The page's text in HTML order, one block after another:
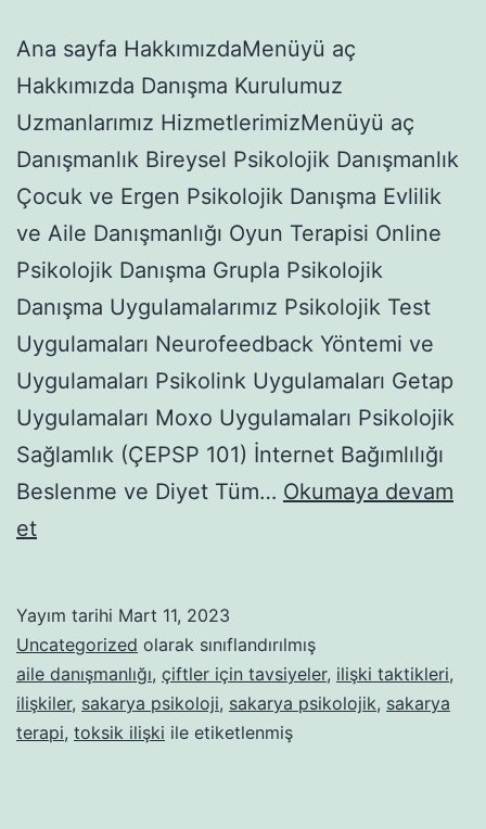
Ana sayfa HakkımızdaMenüyü aç
Hakkımızda Danışma Kurulumuz
Uzmanlarımız HizmetlerimizMenüyü aç
Danışmanlık Bireysel Psikolojik Danışmanlık
Çocuk ve Ergen Psikolojik Danışma Evlilik
ve Aile Danışmanlığı Oyun Terapisi Online
Psikolojik Danışma Grupla Psikolojik
Danışma Uygulamalarımız Psikolojik Test
Uygulamaları Neurofeedback Yöntemi ve
Uygulamaları Psikolink Uygulamaları Getap
Uygulamaları Moxo Uygulamaları Psikolojik
Sağlamlık (ÇEPSP 101) İnternet Bağımlılığı
Beslenme ve Diyet Tüm… Okumaya devam
etYOLUNDA
“İŞE
YARAMAYAN”
ÖZELLİKLERE
DAİR
Yayım tarihi Mart 11, 2023
Uncategorized olarak sınıflandırılmış
aile danışmanlığı, çiftler için tavsiyeler, ilişki taktikleri,
ilişkiler, sakarya psikoloji, sakarya psikolojik, sakarya
terapi, toksik ilişki ile etiketlenmiş